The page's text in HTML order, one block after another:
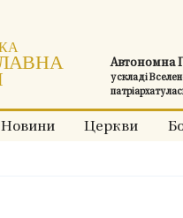
Автономна
у складі
патріархату
Новини Церкви